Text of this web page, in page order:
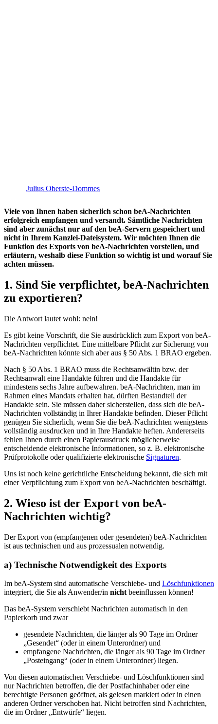
Julius Oberste-Dommes
Viele von Ihnen haben sicherlich schon beA-Nachrichten
erfolgreich empfangen und versandt. Sämtliche Nachrichten
sind aber zunächst nur auf den beA-Servern gespeichert und
nicht in Ihrem Kanzlei-Dateisystem. Wir möchten Ihnen die
Funktion des Exports von beA-Nachrichten vorstellen, und
erläutern, weshalb diese Funktion so wichtig ist und worauf Sie
achten müssen.
1. Sind Sie verpflichtet, beA-Nachrichten
zu exportieren?
Die Antwort lautet wohl: nein!
Es gibt keine Vorschrift, die Sie ausdrücklich zum Export von beA-
Nachrichten verpflichtet. Eine mittelbare Pflicht zur Sicherung von
beA-Nachrichten könnte sich aber aus § 50 Abs. 1 BRAO ergeben.
Nach § 50 Abs. 1 BRAO muss die Rechtsanwältin bzw. der
Rechtsanwalt eine Handakte führen und die Handakte für
mindestens sechs Jahre aufbewahren. beA-Nachrichten, man im
Rahmen eines Mandats erhalten hat, dürften Bestandteil der
Handakte sein. Sie müssen daher sicherstellen, dass sich die beA-
Nachrichten vollständig in Ihrer Handakte befinden. Dieser Pflicht
genügen Sie sicherlich, wenn Sie die beA-Nachrichten wenigstens
vollständig ausdrucken und in Ihre Handakte heften. Andererseits
fehlen Ihnen durch einen Papierausdruck möglicherweise
entscheidende elektronische Informationen, so z. B. elektronische
Prüfprotokolle oder qualifizierte elektronische Signaturen.
Uns ist noch keine gerichtliche Entscheidung bekannt, die sich mit
einer Verpflichtung zum Export von beA-Nachrichten beschäftigt.
2. Wieso ist der Export von beA-
Nachrichten wichtig?
Der Export von (empfangenen oder gesendeten) beA-Nachrichten
ist aus technischen und aus prozessualen notwendig.
a) Technische Notwendigkeit des Exports
Im beA-System sind automatische Verschiebe- und Löschfunktionen
integriert, die Sie als Anwender/in nichtbeeinflussen können!
Das beA-System verschiebt Nachrichten automatisch in den
Papierkorb und zwar
gesendete Nachrichten, die länger als 90 Tage im Ordner
„Gesendet“ (oder in einem Unterordner) und
empfangene Nachrichten, die länger als 90 Tage im Ordner
„Posteingang“ (oder in einem Unterordner) liegen.
Von diesen automatischen Verschiebe- und Löschfunktionen sind
nur Nachrichten betroffen, die der Postfachinhaber oder eine
berechtigte Personen geöffnet, als gelesen markiert oder in einen
anderen Ordner verschoben hat. Nicht betroffen sind Nachrichten,
die im Ordner „Entwürfe“ liegen.